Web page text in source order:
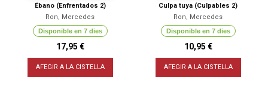
Ébano (Enfrentados 2)
Ron, Mercedes
Disponible en 7 dies
17,95 €
AFEGIR A LA CISTELLA
Culpa tuya (Culpables 2)
Ron, Mercedes
Disponible en 7 dies
10,95 €
AFEGIR A LA CISTELLA